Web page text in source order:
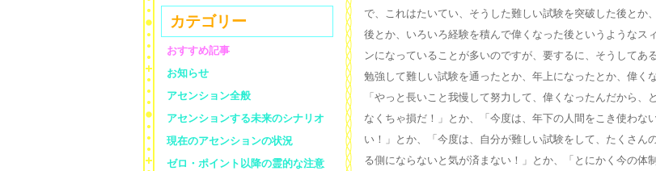
で、これはたいてい、そうした難しい試験を突破した後とか
後とか、いろいろ経験を積んで偉くなった後というようなス
ンになっていることが多いのですが、要するに、そうしてあ
勉強して難しい試験を通ったとか、年上になったとか、偉く
「やっと長いこと我慢して努力して、偉くなったんだから、
なくちゃ損だ！」とか、「今度は、年下の人間をこき使わな
い！」とか、「今度は、自分が難しい試験をして、たくさん
る側にならないと気が済まない！」とか、「とにかく今の体
カテゴリー
おすすめ記事
お知らせ
アセンション全般
アセンションする未来のシナリオ
現在のアセンションの状況
ゼロ・ポイント以降の霊的な注意